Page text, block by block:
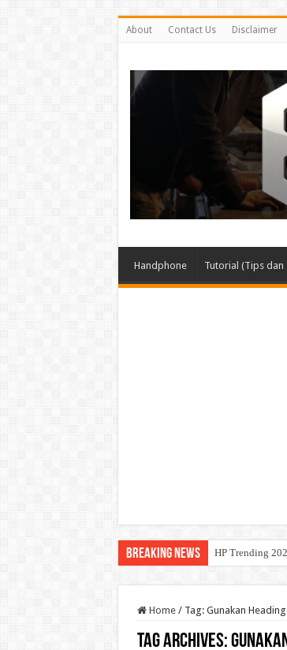
About Contact Us Disclaimer
Handphone Tutorial (Tips dan
Breaking News HP Trending
Home / Tag: Gunakan
Tag Archives: